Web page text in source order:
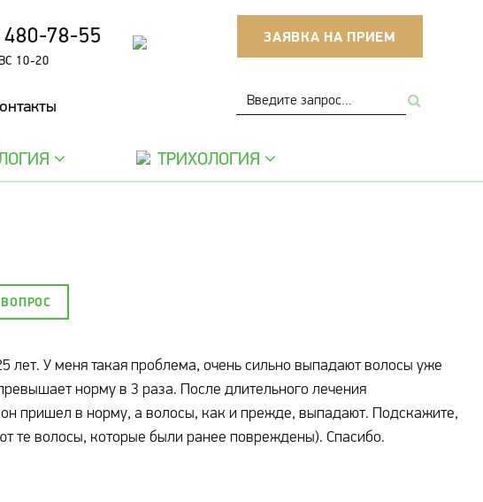
78-55
10-20
ЗАЯВКА НА ПРИЕМ
ТРИХОЛОГИЯ
лет. У меня такая проблема, очень сильно выпадают волосы уже
норму в 3 раза. После длительного лечения
пришел в норму, а волосы, как и прежде, выпадают. Подскажите,
те волосы, которые были ранее повреждены). Спасибо.